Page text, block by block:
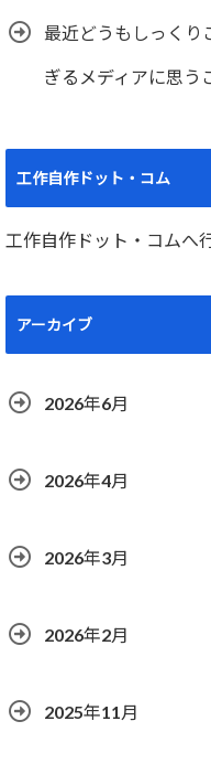
最近どうもしっくり
ぎるメディアに思う
工作自作ドット・コム
工作自作ドット・コムへ
アーカイブ
2026年6月
2026年4月
2026年3月
2026年2月
2025年11月